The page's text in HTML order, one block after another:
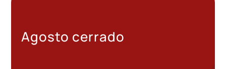
Agosto cerrado